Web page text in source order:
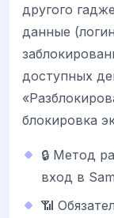
другого
данные
доступных
блокировка
🔒 Метод
вход в
📶